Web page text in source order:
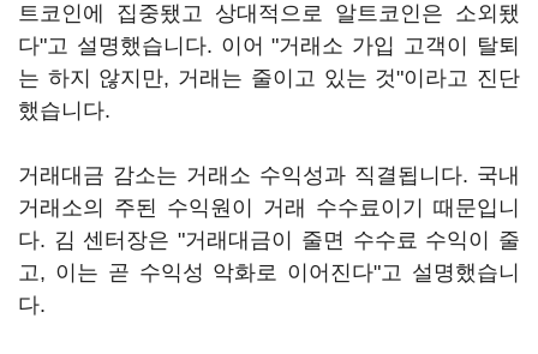
트코인에 집중됐고 상대적으로 알트코인은 소외됐
다"고 설명했습니다. 이어 "거래소 가입 고객이 탈퇴
는 하지 않지만, 거래는 줄이고 있는 것"이라고 진단
했습니다.
거래대금 감소는 거래소 수익성과 직결됩니다. 국내
거래소의 주된 수익원이 거래 수수료이기 때문입니
다. 김 센터장은 "거래대금이 줄면 수수료 수익이 줄
고, 이는 곧 수익성 악화로 이어진다"고 설명했습니
다.